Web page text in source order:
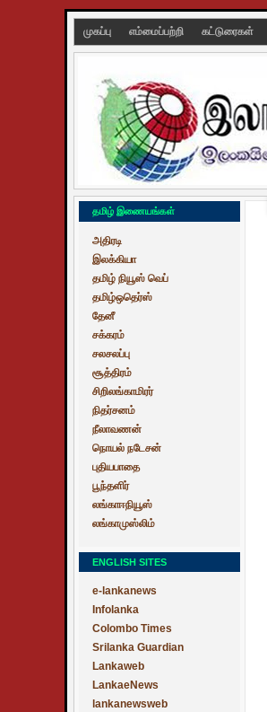
முகப்பு எம்மைப்பற்றி கட்டுரைகள்
தமிழ் இணையங்கள்
அதிரடி
இலக்கியா
தமிழ் நியூஸ் வெப்
தமிழ்ஒதெர்ஸ்
தேனீ
சக்கரம்
சலசலப்பு
சூத்திரம்
சிறிலங்காமிரர்
நிதர்சனம்
நீலாவணன்
நொயல் நடேசன்
புதியபாதை
பூந்தளிர்
லங்காஈநியூஸ்
லங்காமுஸ்லிம்
ENGLISH SITES
e-lankanews
Infolanka
Colombo Times
Srilanka Guardian
Lankaweb
LankaeNews
lankanewsweb